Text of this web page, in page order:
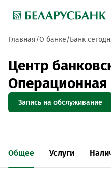
Главная О банке Банк
Центр
Операционная
Запись на обслуживание
Общее Услуги